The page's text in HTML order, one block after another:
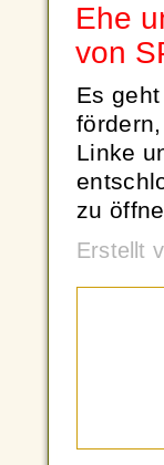
Ehe
von
Es
Linke
zu
Erstellt